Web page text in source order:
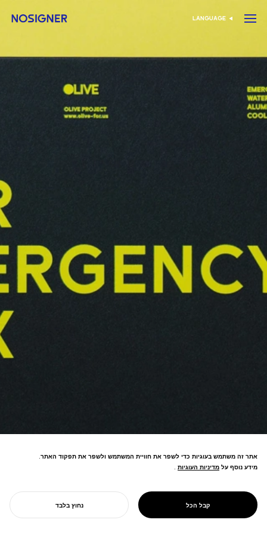
דף הבית בחר שפה
LANGUAGE
PROJECT
ערכת חירום לרכב
קומפקטי בתא המטען עם אספקת חירום
חיונית לניידות מצילת חיים.
אתר זה משתמש בעוגיות כדי לשפר את חוויית המשתמש ולשפר את תפקוד האתר.
מידע נוסף על מדיניות העוגיות
מדיניות העוגיות .
קבל הכל נחוץ בלבד